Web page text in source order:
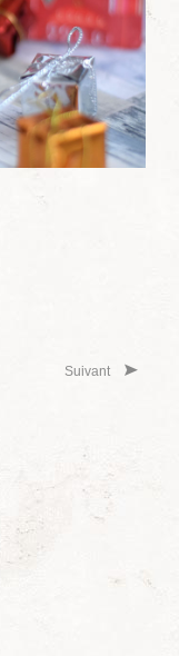
Suivant